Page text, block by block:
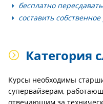
бесплатно
составить
Категория
Курсы необходимы
супервайзерам,